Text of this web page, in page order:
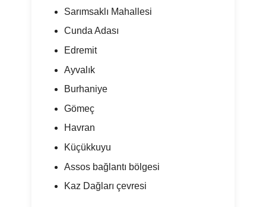
Sarımsaklı Mahallesi
Cunda Adası
Edremit
Ayvalık
Burhaniye
Gömeç
Havran
Küçükkuyu
Assos bağlantı bölgesi
Kaz Dağları çevresi